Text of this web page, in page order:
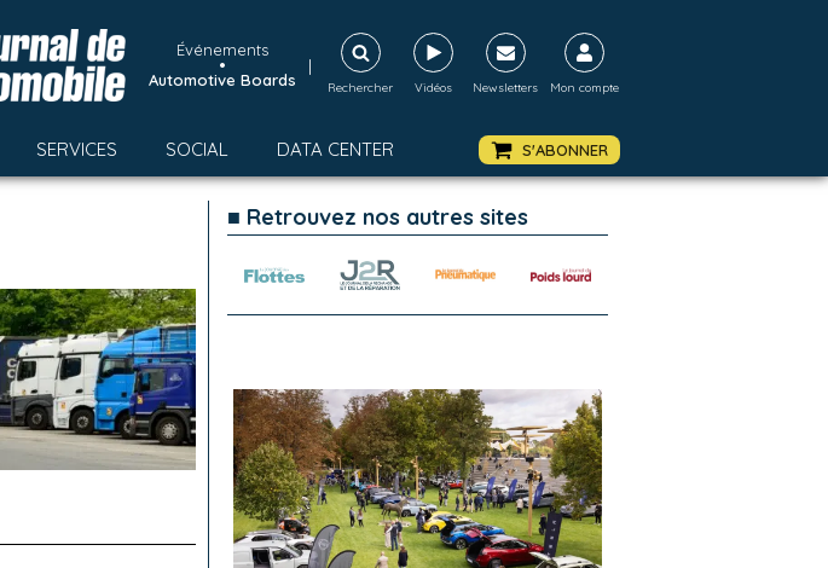
Événements
•
Automotive Boards
|
Rechercher Vidéos Newsletters Mon compte
SERVICES SOCIAL DATA CENTER S'ABONNER
■ Retrouvez nos autres sites